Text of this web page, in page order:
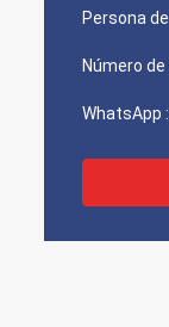
Persona
Número
WhatsApp :